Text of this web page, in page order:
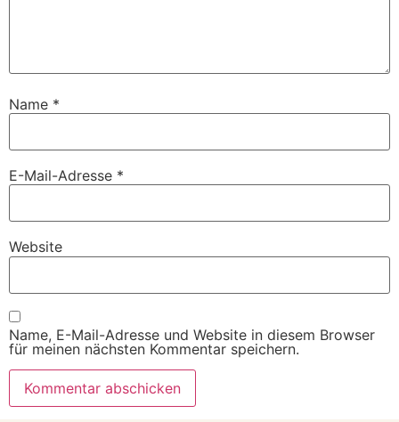
Name *
E-Mail-Adresse *
Website
Name, E-Mail-Adresse und Website in diesem Browser
für meinen nächsten Kommentar speichern.